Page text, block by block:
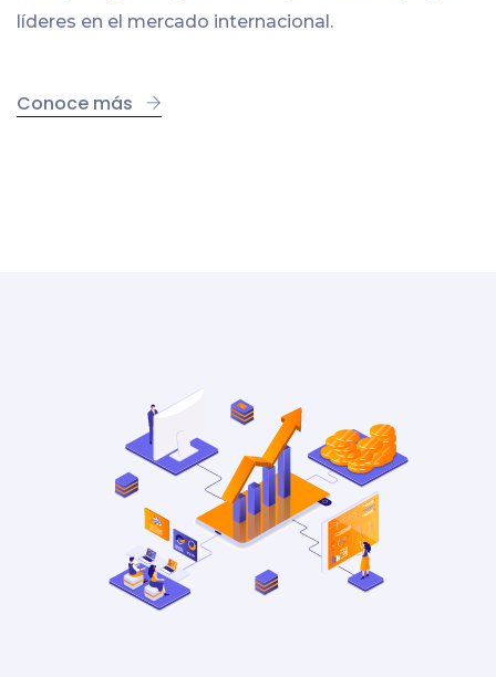
líderes en el mercado internacional.
Conoce más